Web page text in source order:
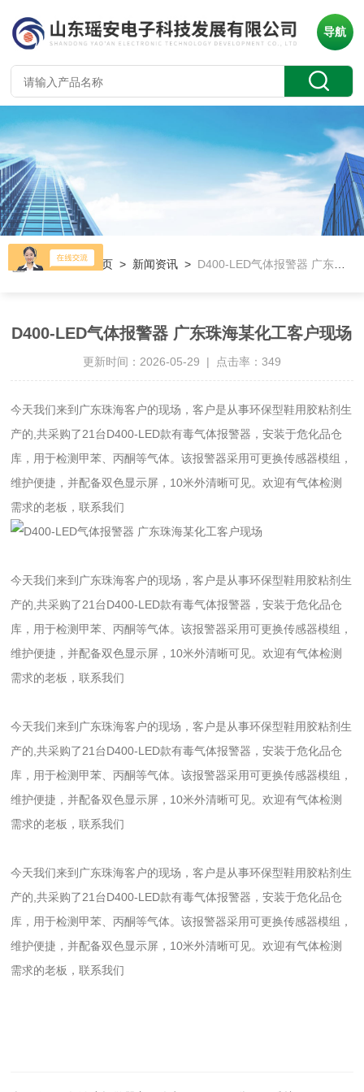
导航
当前位置：首页 > 新闻资讯 > D400-LED气体报警器 广东珠海某化工客户现场
D400-LED气体报警器 广东珠海某化工客户现场
更新时间：2026-05-29 | 点击率：349
今天我们来到广东珠海客户的现场，客户是从事环保型鞋用胶粘剂生
产的,共采购了21台D400-LED款有毒气体报警器，安装于危化品仓
库，用于检测甲苯、丙酮等气体。该报警器采用可更换传感器模组，
维护便捷，并配备双色显示屏，10米外清晰可见。欢迎有气体检测
需求的老板，联系我们
今天我们来到广东珠海客户的现场，客户是从事环保型鞋用胶粘剂生
产的,共采购了21台D400-LED款有毒气体报警器，安装于危化品仓
库，用于检测甲苯、丙酮等气体。该报警器采用可更换传感器模组，
维护便捷，并配备双色显示屏，10米外清晰可见。欢迎有气体检测
需求的老板，联系我们
今天我们来到广东珠海客户的现场，客户是从事环保型鞋用胶粘剂生
产的,共采购了21台D400-LED款有毒气体报警器，安装于危化品仓
库，用于检测甲苯、丙酮等气体。该报警器采用可更换传感器模组，
维护便捷，并配备双色显示屏，10米外清晰可见。欢迎有气体检测
需求的老板，联系我们
今天我们来到广东珠海客户的现场，客户是从事环保型鞋用胶粘剂生
产的,共采购了21台D400-LED款有毒气体报警器，安装于危化品仓
库，用于检测甲苯、丙酮等气体。该报警器采用可更换传感器模组，
维护便捷，并配备双色显示屏，10米外清晰可见。欢迎有气体检测
需求的老板，联系我们